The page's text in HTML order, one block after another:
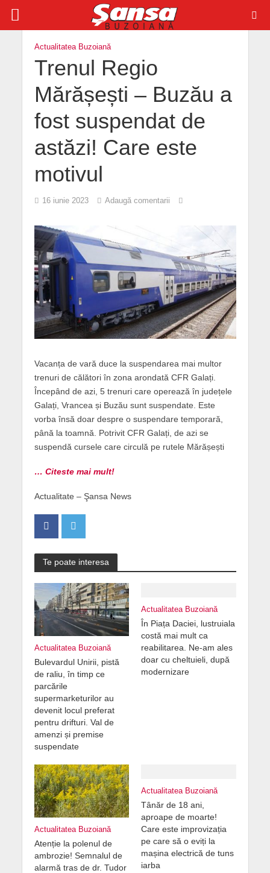
Actualitatea Buzoiană
Trenul Regio
Mărășești – Buzău a
fost suspendat de
astăzi! Care este
motivul
16 iunie 2023 Adaugă comentarii
Vacanța de vară duce la suspendarea mai multor
trenuri de călători în zona arondată CFR Galați.
Începând de azi, 5 trenuri care operează în județele
Galați, Vrancea și Buzău sunt suspendate. Este
vorba însă doar despre o suspendare temporară,
până la toamnă. Potrivit CFR Galați, de azi se
suspendă cursele care circulă pe rutele Mărășești
… Citeste mai mult!
Actualitate – Şansa News
Te poate interesa
Actualitatea Buzoiană
Bulevardul Unirii, pistă
de raliu, în timp ce
parcările
supermarketurilor au
devenit locul preferat
pentru drifturi. Val de
amenzi și premise
suspendate
Actualitatea Buzoiană
În Piața Daciei, lustruiala
costă mai mult ca
reabilitarea. Ne-am ales
doar cu cheltuieli, după
modernizare
Actualitatea Buzoiană
Atenție la polenul de
ambrozie! Semnalul de
alarmă tras de dr. Tudor
Actualitatea Buzoiană
Tânăr de 18 ani,
aproape de moarte!
Care este improvizația
pe care să o eviți la
mașina electrică de tuns
iarba